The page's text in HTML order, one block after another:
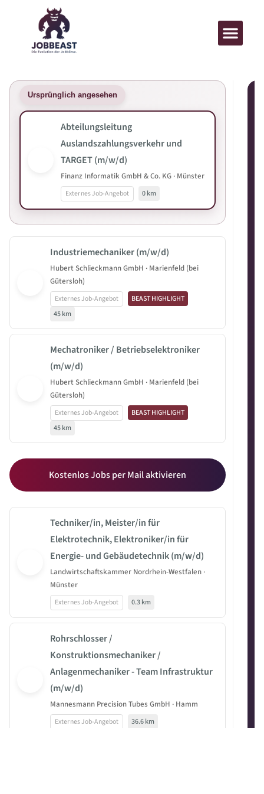
Ursprünglich angesehen
Abteilungsleitung
Auslandszahlungsverkehr und
TARGET (m/w/d)
Finanz Informatik GmbH & Co. KG · Münster
Externes Job-Angebot 0 km
Industriemechaniker (m/w/d)
Hubert Schlieckmann GmbH · Marienfeld (bei
Gütersloh)
Externes Job-Angebot
BEAST HIGHLIGHT
45 km
Mechatroniker / Betriebselektroniker
(m/w/d)
Hubert Schlieckmann GmbH · Marienfeld (bei
Gütersloh)
Externes Job-Angebot
BEAST HIGHLIGHT
45 km
Kostenlos Jobs per Mail aktivieren
Techniker/in, Meister/in für
Elektrotechnik, Elektroniker/in für
Energie- und Gebäudetechnik (m/w/d)
Landwirtschaftskammer Nordrhein-Westfalen ·
Münster
Externes Job-Angebot 0.3 km
Rohrschlosser /
Konstruktionsmechaniker /
Anlagenmechaniker - Team Infrastruktur
(m/w/d)
Mannesmann Precision Tubes GmbH · Hamm
Externes Job-Angebot 36.6 km